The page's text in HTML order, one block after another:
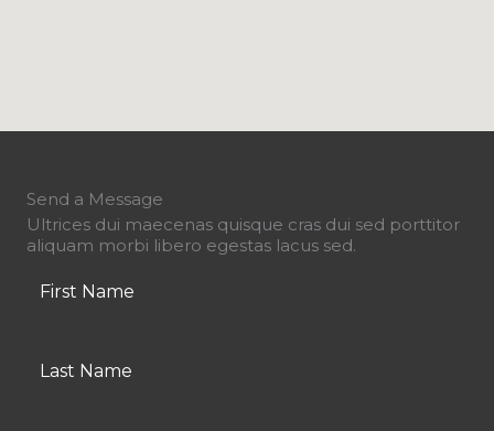
Send a Message
Ultrices dui maecenas quisque cras dui sed porttitor
aliquam morbi libero egestas lacus sed.